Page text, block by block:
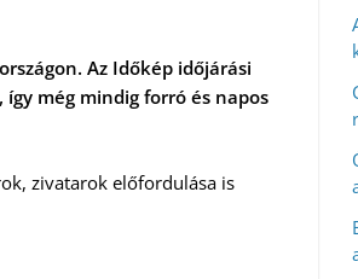
Az Időkép időjárási
még mindig forró és napos
zivatarok előfordulása is